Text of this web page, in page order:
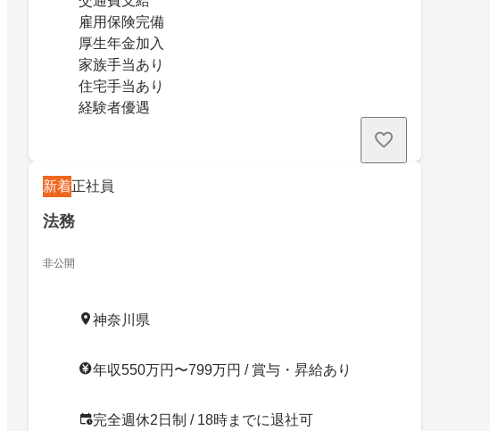
雇用保険完備
厚生年金加入
家族手当あり
住宅手当あり
経験者優遇
新着正社員
法務
非公開
神奈川県
年収550万円〜799万円 / 賞与・昇給あり
完全週休2日制 / 18時までに退社可